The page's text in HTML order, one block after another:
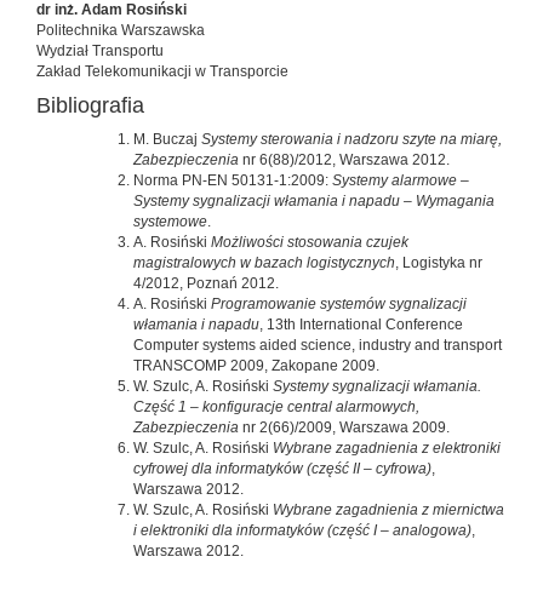
dr inż. Adam Rosiński
Politechnika Warszawska
Wydział Transportu
Zakład Telekomunikacji w Transporcie
Bibliografia
M. Buczaj Systemy sterowania i nadzoru szyte na miarę,
Zabezpieczenia nr 6(88)/2012, Warszawa 2012.
Norma PN-EN 50131-1:2009: Systemy alarmowe –
Systemy sygnalizacji włamania i napadu – Wymagania
systemowe.
A. Rosiński Możliwości stosowania czujek
magistralowych w bazach logistycznych, Logistyka nr
4/2012, Poznań 2012.
A. Rosiński Programowanie systemów sygnalizacji
włamania i napadu, 13th International Conference
Computer systems aided science, industry and transport
TRANSCOMP 2009, Zakopane 2009.
W. Szulc, A. Rosiński Systemy sygnalizacji włamania.
Część 1 – konfiguracje central alarmowych,
Zabezpieczenia nr 2(66)/2009, Warszawa 2009.
W. Szulc, A. Rosiński Wybrane zagadnienia z elektroniki
cyfrowej dla informatyków (część II – cyfrowa),
Warszawa 2012.
W. Szulc, A. Rosiński Wybrane zagadnienia z miernictwa
i elektroniki dla informatyków (część I – analogowa),
Warszawa 2012.